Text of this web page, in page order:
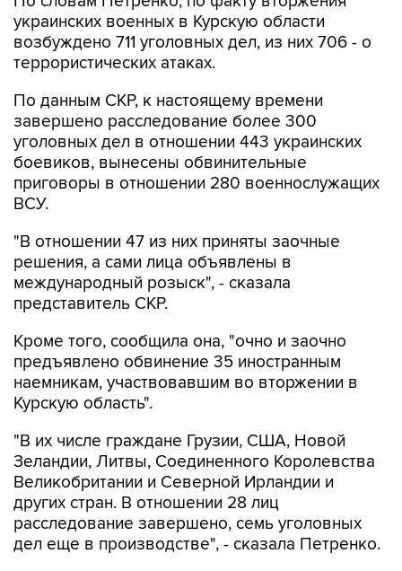
украинских военных в Курскую области
возбуждено 711 уголовных дел, из них 706 - о
террористических атаках.
По данным СКР, к настоящему времени
завершено расследование более 300
уголовных дел в отношении 443 украинских
боевиков, вынесены обвинительные
приговоры в отношении 280 военнослужащих
ВСУ.
"В отношении 47 из них приняты заочные
решения, а сами лица объявлены в
международный розыск", - сказала
представитель СКР.
Кроме того, сообщила она, "очно и заочно
предъявлено обвинение 35 иностранным
наемникам, участвовавшим во вторжении в
Курскую область".
"В их числе граждане Грузии, США, Новой
Зеландии, Литвы, Соединенного Королевства
Великобритании и Северной Ирландии и
других стран. В отношении 28 лиц
расследование завершено, семь уголовных
дел еще в производстве", - сказала Петренко.